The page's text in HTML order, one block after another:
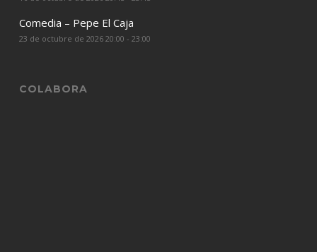
Comedia – Pepe El Caja
23 de octubre de 2026 20:00 - 23:00
COLABORA